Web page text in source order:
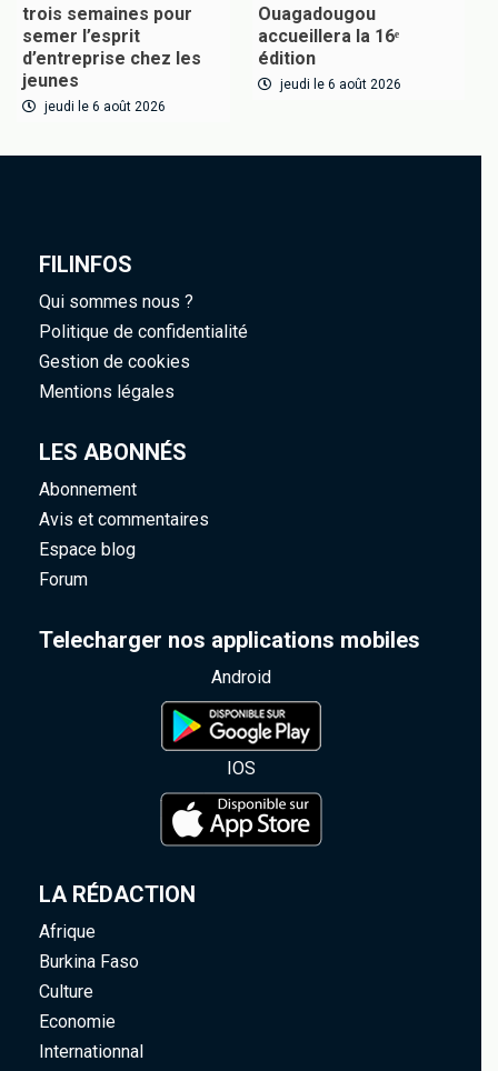
trois semaines pour
semer l’esprit
d’entreprise chez les
jeunes
jeudi le 6 août 2026
Ouagadougou
accueillera la 16ᵉ
édition
jeudi le 6 août 2026
FILINFOS
Qui sommes nous ?
Politique de confidentialité
Gestion de cookies
Mentions légales
LES ABONNÉS
Abonnement
Avis et commentaires
Espace blog
Forum
Telecharger nos applications mobiles
Android
IOS
LA RÉDACTION
Afrique
Burkina Faso
Culture
Economie
Internationnal